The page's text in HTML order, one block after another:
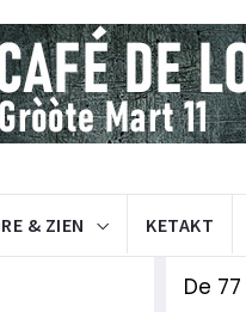
& ZIEN KETAKT
De 77